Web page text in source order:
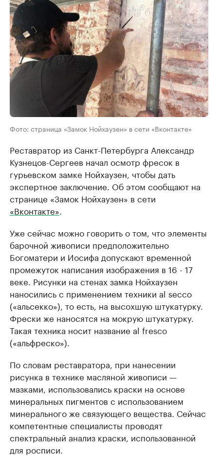
Фото: страница «Замок Нойхаузен» в сети «Вконтакте»
Реставратор из Санкт-Петербурга Александр
Кузнецов-Сергеев начал осмотр фресок в
гурьевском замке Нойхаузен, чтобы дать
экспертное заключение. Об этом сообщают на
странице «Замок Нойхаузен» в сети
«Вконтакте»
Уже сейчас можно говорить о том, что элементы
барочной живописи предположительно
Богоматери и Иосифа допускают временной
промежуток написания изображения в 16 - 17
веке. Рисунки на стенах замка Нойхаузен
наносились с применением техники al secco
(«альсекко»), то есть, на высохшую штукатурку.
Фрески же наносятся на мокрую штукатурку.
Такая техника носит название al fresco
(«альфреско»).
По словам реставратора, при нанесении
рисунка в технике масляной живописи —
мазками, использовались краски на основе
минеральных пигментов с использованием
минерального же связующего вещества. Сейчас
компетентные специалисты проводят
спектральный анализ краски, использованной
для росписи.